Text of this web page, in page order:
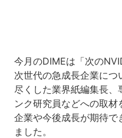
今月のDIMEは「次の
次世代の急成長企業に
尽くした業界紙編集長、
ンク研究員などへの取
企業や今後成長が期待で
ました。